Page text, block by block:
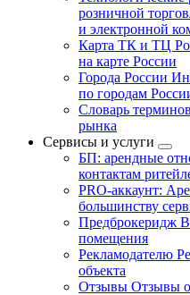
розничной
и электронной
Карта ТК и ТЦ
на карте России
Города России
по городам
Словарь терминов
рынка
Сервисы и услуги
БП: арендные
контактам
PRO-аккаунт:
большинству
Предброкеридж
помещения
Рекламодателю
объекта
Отзывы Отзывы